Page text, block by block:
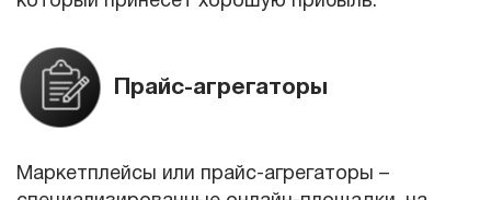
Прайс-агрегаторы
Маркетплейсы или прайс-агрегаторы –